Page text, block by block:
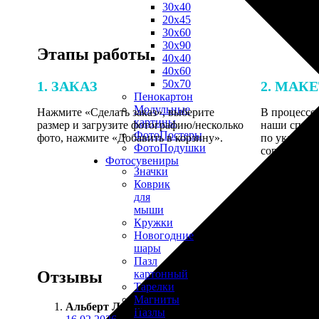
30х40
20х45
30х60
30х90
40х40
40х60
50х70
Пенокартон
Модульные
картины
ФотоПостеры
ФотоПодушки
Фотоcувениры
Значки
Коврик
для
мыши
Кружки
Новогодние
шары
Пазл
картонный
Тарелки
Магниты
Пазлы
Этапы работы
1. ЗАКАЗ
Нажмите «Сделать заказ», выберите
размер и загрузите фотографию/несколько
фото, нажмите «Добавить в корзину».
2.
В процессе
наши
по
Отзывы
Альберт Лапшин :